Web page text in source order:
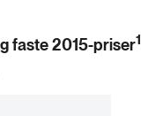
faste 2015-priser1